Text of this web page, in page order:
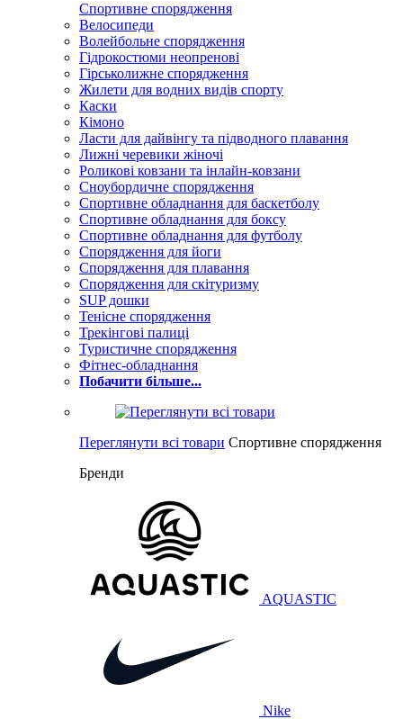
Спортивне спорядження
Велосипеди
Волейбольне спорядження
Гідрокостюми неопренові
Гірськолижне спорядження
Жилети для водних видів спорту
Каски
Кімоно
Ласти для дайвінгу та підводного плавання
Лижні черевики жіночі
Роликові ковзани та інлайн-ковзани
Сноубордичне спорядження
Спортивне обладнання для баскетболу
Спортивне обладнання для боксу
Спортивне обладнання для футболу
Спорядження для йоги
Спорядження для плавання
Спорядження для скітуризму
SUP дошки
Тенісне спорядження
Трекінгові палиці
Туристичне спорядження
Фітнес-обладнання
Побачити більше...
Переглянути всі товари Спортивне спорядження
Бренди
AQUASTIC
Nike